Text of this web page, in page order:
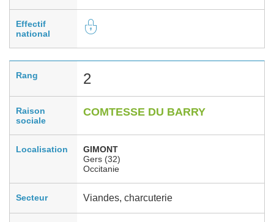
Effectif
national
Rang 2
Raison
sociale
COMTESSE DU BARRY
Localisation
GIMONT
Gers (32)
Occitanie
Secteur Viandes, charcuterie